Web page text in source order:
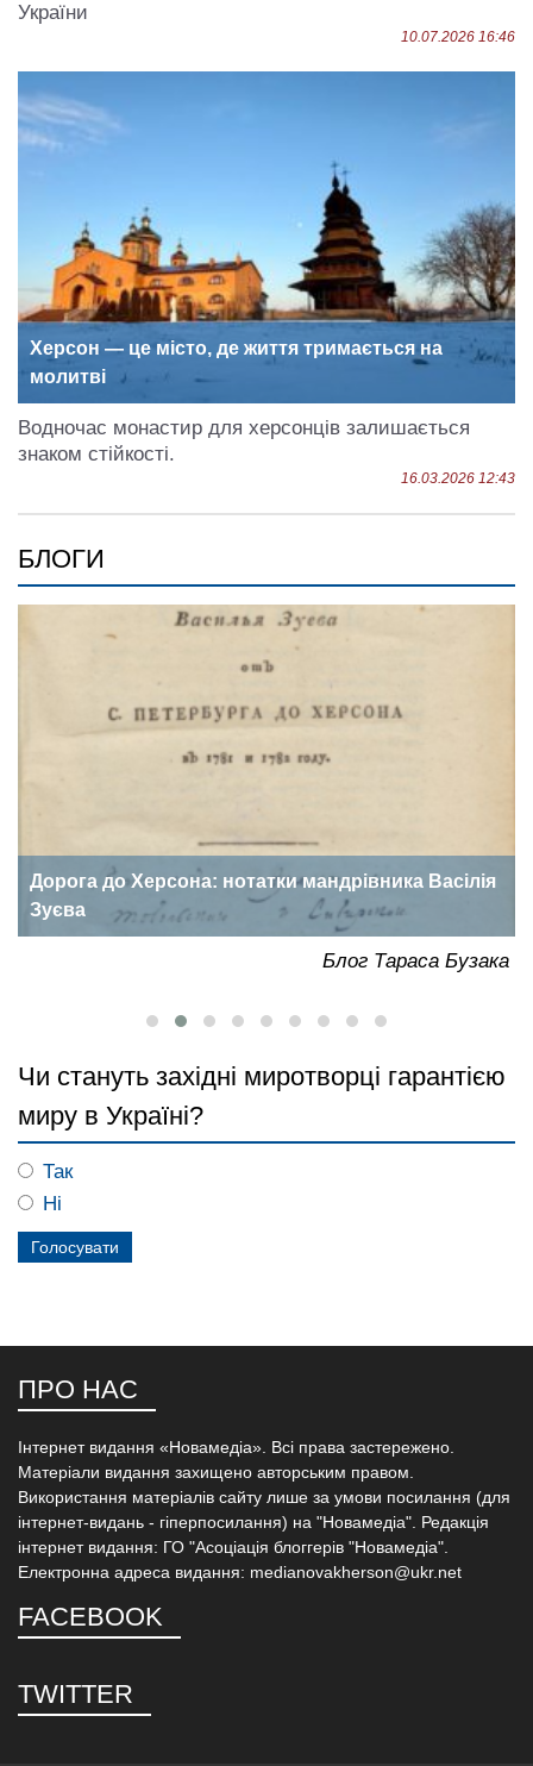
України
10.07.2026 16:46
Херсон — це місто, де життя тримається на
молитві
Водночас монастир для херсонців залишається
знаком стійкості.
16.03.2026 12:43
БЛОГИ
Дорога до Херсона: нотатки мандрівника Васілія
Зуєва
Блог Тараса Бузака
Чи стануть західні миротворці гарантією
миру в Україні?
Так
Ні
ПРО НАС
Інтернет видання «Новамедіа». Всі права застережено.
Матеріали видання захищено авторським правом.
Використання матеріалів сайту лише за умови посилання (для
інтернет-видань - гіперпосилання) на "Новамедіа". Редакція
інтернет видання: ГО "Асоціація блоггерів "Новамедіа".
Електронна адреса видання: medianovakherson@ukr.net
FACEBOOK
TWITTER